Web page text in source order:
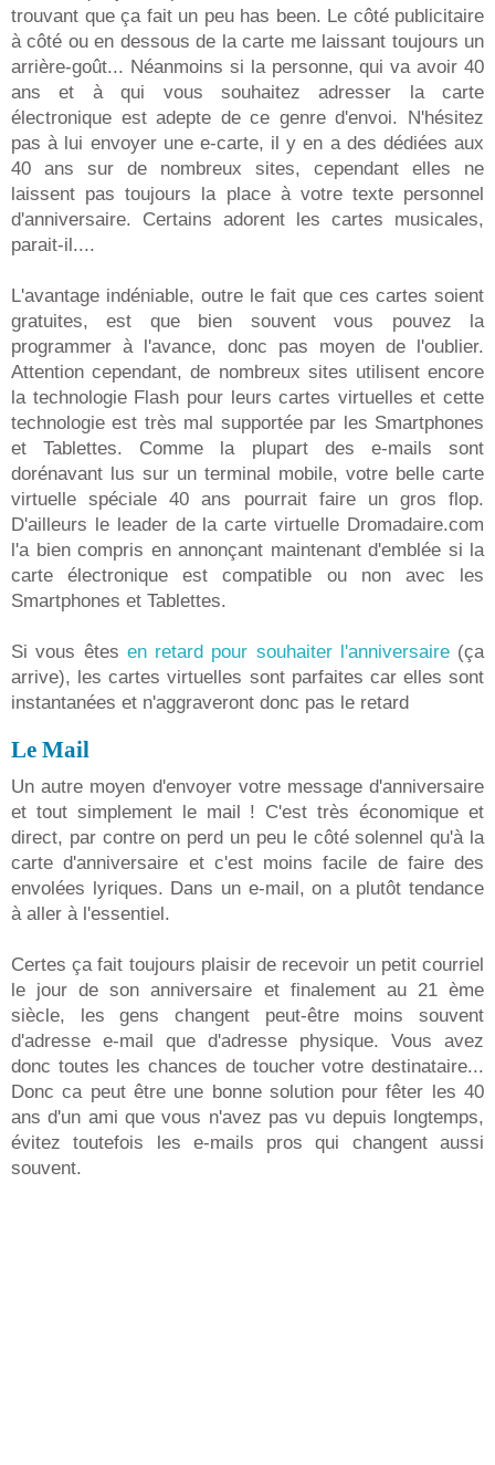
trouvant que ça fait un peu has been. Le côté publicitaire
à côté ou en dessous de la carte me laissant toujours un
arrière-goût... Néanmoins si la personne, qui va avoir 40
ans et à qui vous souhaitez adresser la carte
électronique est adepte de ce genre d'envoi. N'hésitez
pas à lui envoyer une e-carte, il y en a des dédiées aux
40 ans sur de nombreux sites, cependant elles ne
laissent pas toujours la place à votre texte personnel
d'anniversaire. Certains adorent les cartes musicales,
parait-il....
L'avantage indéniable, outre le fait que ces cartes soient
gratuites, est que bien souvent vous pouvez la
programmer à l'avance, donc pas moyen de l'oublier.
Attention cependant, de nombreux sites utilisent encore
la technologie Flash pour leurs cartes virtuelles et cette
technologie est très mal supportée par les Smartphones
et Tablettes. Comme la plupart des e-mails sont
dorénavant lus sur un terminal mobile, votre belle carte
virtuelle spéciale 40 ans pourrait faire un gros flop.
D'ailleurs le leader de la carte virtuelle Dromadaire.com
l'a bien compris en annonçant maintenant d'emblée si la
carte électronique est compatible ou non avec les
Smartphones et Tablettes.
Si vous êtes en retard pour souhaiter l'anniversaire(ça
arrive), les cartes virtuelles sont parfaites car elles sont
instantanées et n'aggraveront donc pas le retard
Le Mail
Un autre moyen d'envoyer votre message d'anniversaire
et tout simplement le mail ! C'est très économique et
direct, par contre on perd un peu le côté solennel qu'à la
carte d'anniversaire et c'est moins facile de faire des
envolées lyriques. Dans un e-mail, on a plutôt tendance
à aller à l'essentiel.
Certes ça fait toujours plaisir de recevoir un petit courriel
le jour de son anniversaire et finalement au 21 ème
siècle, les gens changent peut-être moins souvent
d'adresse e-mail que d'adresse physique. Vous avez
donc toutes les chances de toucher votre destinataire...
Donc ca peut être une bonne solution pour fêter les 40
ans d'un ami que vous n'avez pas vu depuis longtemps,
évitez toutefois les e-mails pros qui changent aussi
souvent.